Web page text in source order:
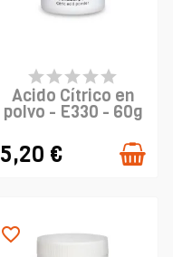
PRODUCTO
DISPONIBLE
Acido Cítrico en
polvo - E330 - 60g
5,20 €
favorite_border